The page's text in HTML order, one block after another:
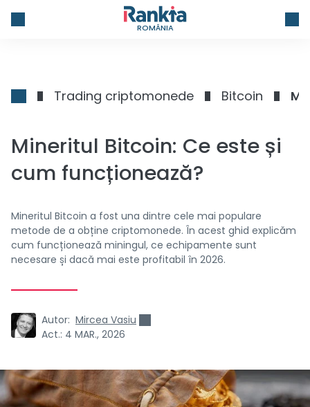
ROMÂNIA
Trading criptomonede Bitcoin
Mineritul Bitcoin: Ce este și
cum funcționează?
Mineritul Bitcoin a fost una dintre cele mai populare
metode de a obține criptomonede. În acest ghid explicăm
cum funcționează miningul, ce echipamente sunt
necesare și dacă mai este profitabil în 2026.
Autor: Mircea Vasiu
Act.: 4 MAR., 2026